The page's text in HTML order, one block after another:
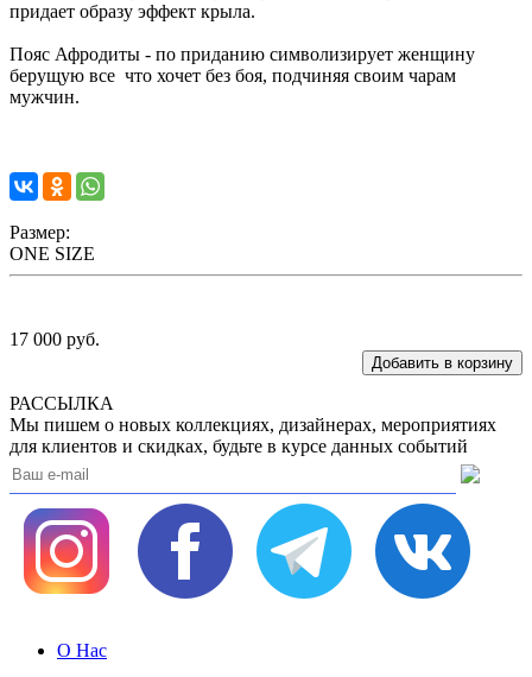
придает образу эффект крыла.
Пояс Афродиты - по приданию символизирует женщину
берущую все что хочет без боя, подчиняя своим чарам
мужчин.
Размер:
ONE SIZE
17 000 руб.
РАССЫЛКА
Мы пишем о новых коллекциях, дизайнерах, мероприятиях
для клиентов и скидках, будьте в курсе данных событий
О Нас